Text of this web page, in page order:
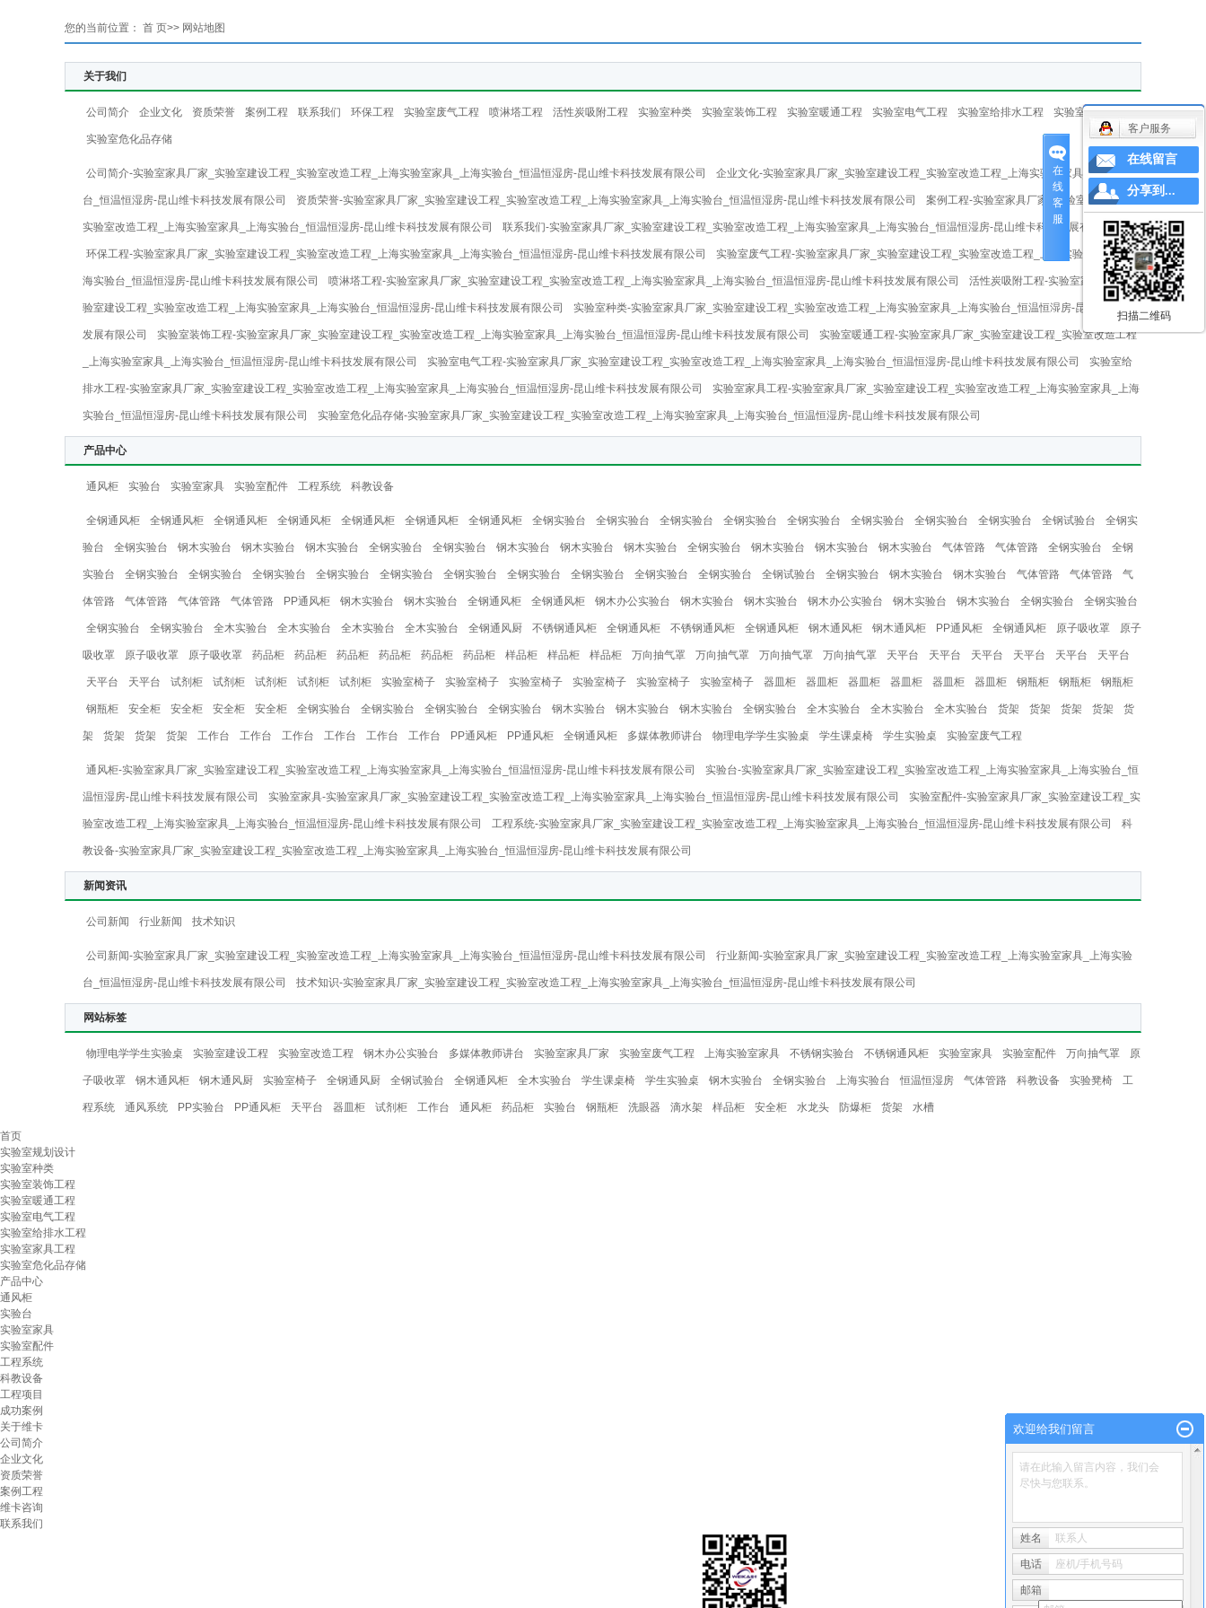
您的当前位置： 首 页>> 网站地图
关于我们
公司简介 企业文化 资质荣誉 案例工程 联系我们 环保工程 实验室废气工程 喷淋塔工程 活性炭吸附工程 实验室种类 实验室装饰工程 实验室暖通工程 实验室电气工程 实验室给排水工程 实验室家具工程
实验室危化品存储
公司简介-实验室家具厂家_实验室建设工程_实验室改造工程_上海实验室家具_上海实验台_恒温恒湿房-昆山维卡科技发展有限公司 企业文化-实验室家具厂家_实验室建设工程_实验室改造工程_上海实验室家具_上海实验
台_恒温恒湿房-昆山维卡科技发展有限公司 资质荣誉-实验室家具厂家_实验室建设工程_实验室改造工程_上海实验室家具_上海实验台_恒温恒湿房-昆山维卡科技发展有限公司 案例工程-实验室家具厂家_实验室建设工程_
实验室改造工程_上海实验室家具_上海实验台_恒温恒湿房-昆山维卡科技发展有限公司 联系我们-实验室家具厂家_实验室建设工程_实验室改造工程_上海实验室家具_上海实验台_恒温恒湿房-昆山维卡科技发展有限公司
环保工程-实验室家具厂家_实验室建设工程_实验室改造工程_上海实验室家具_上海实验台_恒温恒湿房-昆山维卡科技发展有限公司 实验室废气工程-实验室家具厂家_实验室建设工程_实验室改造工程_上海实验室家具_上
海实验台_恒温恒湿房-昆山维卡科技发展有限公司 喷淋塔工程-实验室家具厂家_实验室建设工程_实验室改造工程_上海实验室家具_上海实验台_恒温恒湿房-昆山维卡科技发展有限公司 活性炭吸附工程-实验室家具厂家_实
验室建设工程_实验室改造工程_上海实验室家具_上海实验台_恒温恒湿房-昆山维卡科技发展有限公司 实验室种类-实验室家具厂家_实验室建设工程_实验室改造工程_上海实验室家具_上海实验台_恒温恒湿房-昆山维卡科技
发展有限公司 实验室装饰工程-实验室家具厂家_实验室建设工程_实验室改造工程_上海实验室家具_上海实验台_恒温恒湿房-昆山维卡科技发展有限公司 实验室暖通工程-实验室家具厂家_实验室建设工程_实验室改造工程
_上海实验室家具_上海实验台_恒温恒湿房-昆山维卡科技发展有限公司 实验室电气工程-实验室家具厂家_实验室建设工程_实验室改造工程_上海实验室家具_上海实验台_恒温恒湿房-昆山维卡科技发展有限公司 实验室给
排水工程-实验室家具厂家_实验室建设工程_实验室改造工程_上海实验室家具_上海实验台_恒温恒湿房-昆山维卡科技发展有限公司 实验室家具工程-实验室家具厂家_实验室建设工程_实验室改造工程_上海实验室家具_上海
实验台_恒温恒湿房-昆山维卡科技发展有限公司 实验室危化品存储-实验室家具厂家_实验室建设工程_实验室改造工程_上海实验室家具_上海实验台_恒温恒湿房-昆山维卡科技发展有限公司
产品中心
通风柜 实验台 实验室家具 实验室配件 工程系统 科教设备
全钢通风柜 全钢通风柜 全钢通风柜 全钢通风柜 全钢通风柜 全钢通风柜 全钢通风柜 全钢实验台 全钢实验台 全钢实验台 全钢实验台 全钢实验台 全钢实验台 全钢实验台 全钢实验台 全钢试验台 全钢实
验台 全钢实验台 钢木实验台 钢木实验台 钢木实验台 全钢实验台 全钢实验台 钢木实验台 钢木实验台 钢木实验台 全钢实验台 钢木实验台 钢木实验台 钢木实验台 气体管路 气体管路 全钢实验台 全钢
实验台 全钢实验台 全钢实验台 全钢实验台 全钢实验台 全钢实验台 全钢实验台 全钢实验台 全钢实验台 全钢实验台 全钢实验台 全钢试验台 全钢实验台 钢木实验台 钢木实验台 气体管路 气体管路 气
体管路 气体管路 气体管路 气体管路 PP通风柜 钢木实验台 钢木实验台 全钢通风柜 全钢通风柜 钢木办公实验台 钢木实验台 钢木实验台 钢木办公实验台 钢木实验台 钢木实验台 全钢实验台 全钢实验台
全钢实验台 全钢实验台 全木实验台 全木实验台 全木实验台 全木实验台 全钢通风厨 不锈钢通风柜 全钢通风柜 不锈钢通风柜 全钢通风柜 钢木通风柜 钢木通风柜 PP通风柜 全钢通风柜 原子吸收罩 原子
吸收罩 原子吸收罩 原子吸收罩 药品柜 药品柜 药品柜 药品柜 药品柜 药品柜 样品柜 样品柜 样品柜 万向抽气罩 万向抽气罩 万向抽气罩 万向抽气罩 天平台 天平台 天平台 天平台 天平台 天平台
天平台 天平台 试剂柜 试剂柜 试剂柜 试剂柜 试剂柜 实验室椅子 实验室椅子 实验室椅子 实验室椅子 实验室椅子 实验室椅子 器皿柜 器皿柜 器皿柜 器皿柜 器皿柜 器皿柜 钢瓶柜 钢瓶柜 钢瓶柜
钢瓶柜 安全柜 安全柜 安全柜 安全柜 全钢实验台 全钢实验台 全钢实验台 全钢实验台 钢木实验台 钢木实验台 钢木实验台 全钢实验台 全木实验台 全木实验台 全木实验台 货架 货架 货架 货架 货
架 货架 货架 货架 工作台 工作台 工作台 工作台 工作台 工作台 PP通风柜 PP通风柜 全钢通风柜 多媒体教师讲台 物理电学学生实验桌 学生课桌椅 学生实验桌 实验室废气工程
通风柜-实验室家具厂家_实验室建设工程_实验室改造工程_上海实验室家具_上海实验台_恒温恒湿房-昆山维卡科技发展有限公司 实验台-实验室家具厂家_实验室建设工程_实验室改造工程_上海实验室家具_上海实验台_恒
温恒湿房-昆山维卡科技发展有限公司 实验室家具-实验室家具厂家_实验室建设工程_实验室改造工程_上海实验室家具_上海实验台_恒温恒湿房-昆山维卡科技发展有限公司 实验室配件-实验室家具厂家_实验室建设工程_实
验室改造工程_上海实验室家具_上海实验台_恒温恒湿房-昆山维卡科技发展有限公司 工程系统-实验室家具厂家_实验室建设工程_实验室改造工程_上海实验室家具_上海实验台_恒温恒湿房-昆山维卡科技发展有限公司 科
教设备-实验室家具厂家_实验室建设工程_实验室改造工程_上海实验室家具_上海实验台_恒温恒湿房-昆山维卡科技发展有限公司
新闻资讯
公司新闻 行业新闻 技术知识
公司新闻-实验室家具厂家_实验室建设工程_实验室改造工程_上海实验室家具_上海实验台_恒温恒湿房-昆山维卡科技发展有限公司 行业新闻-实验室家具厂家_实验室建设工程_实验室改造工程_上海实验室家具_上海实验
台_恒温恒湿房-昆山维卡科技发展有限公司 技术知识-实验室家具厂家_实验室建设工程_实验室改造工程_上海实验室家具_上海实验台_恒温恒湿房-昆山维卡科技发展有限公司
网站标签
物理电学学生实验桌 实验室建设工程 实验室改造工程 钢木办公实验台 多媒体教师讲台 实验室家具厂家 实验室废气工程 上海实验室家具 不锈钢实验台 不锈钢通风柜 实验室家具 实验室配件 万向抽气罩 原
子吸收罩 钢木通风柜 钢木通风厨 实验室椅子 全钢通风厨 全钢试验台 全钢通风柜 全木实验台 学生课桌椅 学生实验桌 钢木实验台 全钢实验台 上海实验台 恒温恒湿房 气体管路 科教设备 实验凳椅 工
程系统 通风系统 PP实验台 PP通风柜 天平台 器皿柜 试剂柜 工作台 通风柜 药品柜 实验台 钢瓶柜 洗眼器 滴水架 样品柜 安全柜 水龙头 防爆柜 货架 水槽
首页
实验室规划设计
实验室种类
实验室装饰工程
实验室暖通工程
实验室电气工程
实验室给排水工程
实验室家具工程
实验室危化品存储
产品中心
通风柜
实验台
实验室家具
实验室配件
工程系统
科教设备
工程项目
成功案例
关于维卡
公司简介
企业文化
资质荣誉
案例工程
维卡咨询
联系我们
在
线
客
服
客户服务
在线留言
分享到...
扫描二维码
欢迎给我们留言
请在此输入留言内容，我们会
尽快与您联系。
姓名 联系人
电话 座机/手机号码
邮箱